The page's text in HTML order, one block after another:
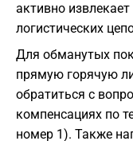
активно
логистических
Для обманутых
прямую горячую
обратиться с
компенсациях по
номер 1). Также